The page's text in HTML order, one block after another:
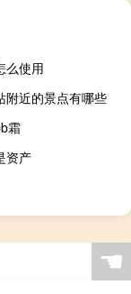
么使用
附近的景点有哪些
霜
资产
☚